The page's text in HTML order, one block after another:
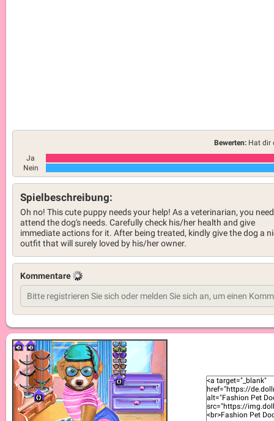
Bewerten: Hat dir
Ja
Nein
Spielbeschreibung:
Oh no! This cute puppy needs your help! As a veterinarian, you
attend the dog's needs. Carefully check his/her health and give
immediate actions for it. After being treated, kindly give the dog a
outfit that will surely loved by his/her owner.
Kommentare